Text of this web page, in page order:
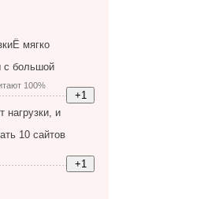
мягко
с большой
100%
нагрузки, и
10 сайтов